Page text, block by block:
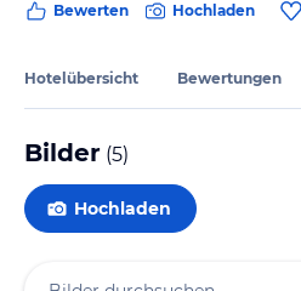
Bewerten Hochladen
Hotelübersicht Bewertungen
Bilder (5)
Hochladen